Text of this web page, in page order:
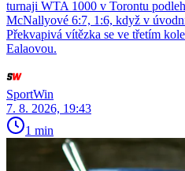
turnaji WTA 1000 v Torontu
McNallyové 6:7, 1:6, když v
Překvapivá vítězka se ve třetím
Ealaovou.
SportWin
7. 8. 2026, 19:43
1 min